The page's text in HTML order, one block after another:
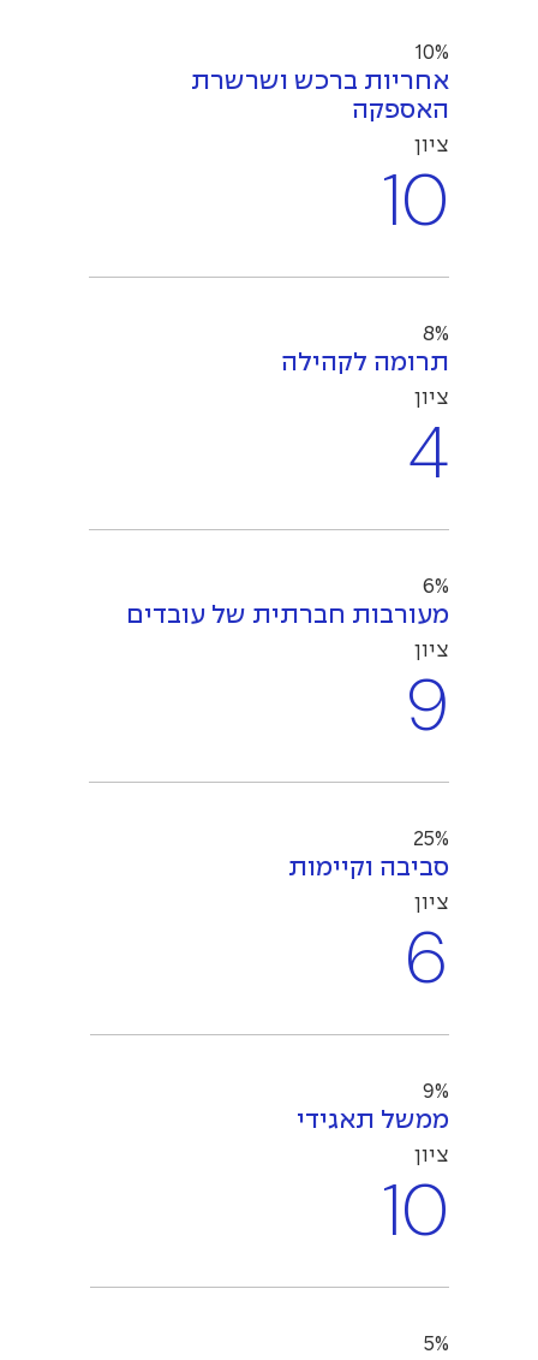
10%
אחריות ברכש ושרשרת
האספקה
ציון
10
8%
תרומה לקהילה
ציון
4
6%
מעורבות חברתית של עובדים
ציון
9
25%
סביבה וקיימות
ציון
6
9%
ממשל תאגידי
ציון
10
5%